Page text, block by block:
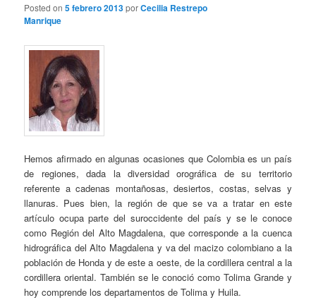
Posted on5 febrero 2013porCecilia Restrepo
Manrique
Hemos afirmado en algunas ocasiones que Colombia es un país
de regiones, dada la diversidad orográfica de su territorio
referente a cadenas montañosas, desiertos, costas, selvas y
llanuras. Pues bien, la región de que se va a tratar en este
artículo ocupa parte del suroccidente del país y se le conoce
como Región del Alto Magdalena, que corresponde a la cuenca
hidrográfica del Alto Magdalena y va del macizo colombiano a la
población de Honda y de este a oeste, de la cordillera central a la
cordillera oriental. También se le conoció como Tolima Grande y
hoy comprende los departamentos de Tolima y Huila.